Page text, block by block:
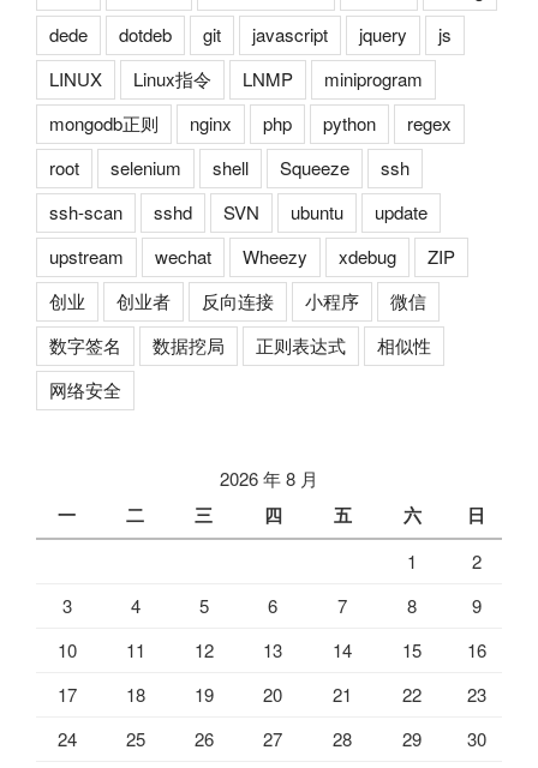
dede
dotdeb git javascript jquery
js
LINUX
Linux指令 LNMP
miniprogram
mongodb正则
nginx php python
regex
root
selenium shell Squeeze
ssh
ssh-scan
sshd SVN ubuntu
update
upstream
wechat Wheezy xdebug
ZIP
创业
创业者 反向连接 小程序
微信
数字签名
数据挖局 正则表达式
相似性
网络安全
2026 年 8 月
一 二 三 四 五 六 日
1
2
3
4 5 6 7 8
9
10
11 12 13 14 15
16
17
18 19 20 21 22
23
24
25 26 27 28 29
30